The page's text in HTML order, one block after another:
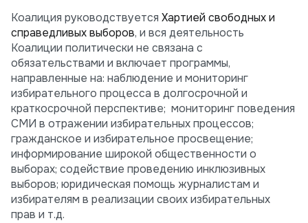
Коалиция руководствуется Хартией свободных и
справедливых выборов, и вся деятельность
Коалиции политически не связана с
обязательствами и включает программы,
направленные на: наблюдение и мониторинг
избирательного процесса в долгосрочной и
краткосрочной перспективе; мониторинг поведения
СМИ в отражении избирательных процессов;
гражданское и избирательное просвещение;
информирование широкой общественности о
выборах; содействие проведению инклюзивных
выборов; юридическая помощь журналистам и
избирателям в реализации своих избирательных
прав и т.д.